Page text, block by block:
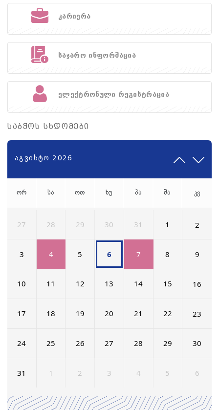
კარიერა
საჯარო ინფორმაცია
ელექტრონული რეგისტრაცია
საბჭოს სხდომები
აგვისტო 2026
ორ სა ოთ ხუ პა შა კვ
27 28 29 30 31 1 2
3 4 5 6 7 8 9
10 11 12 13 14 15 16
17 18 19 20 21 22 23
24 25 26 27 28 29 30
31 1 2 3 4 5 6